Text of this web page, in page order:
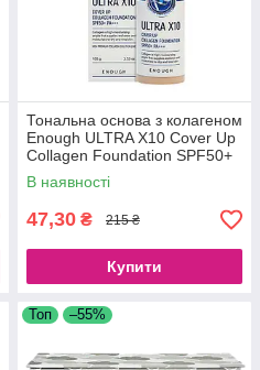
Тональна основа з колагеном
Enough ULTRA X10 Cover Up
Collagen Foundation SPF50+
PA+++ No21 (100 g)
В наявності
47,30 ₴ 215 ₴
Купити
Топ –55%